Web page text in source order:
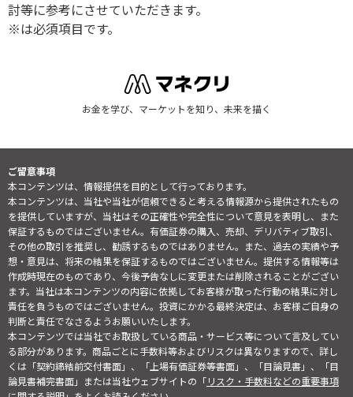
討等に参考にさせていただきます。
※は必須項目です。
お金を学び、マーケットを知り、未来を描く
ご留意事項
本コンテンツは、情報提供を目的として行っております。
本コンテンツは、当社や当社が信頼できると考える情報源から提供されたもの
を提供していますが、当社はその正確性や完全性について意見を表明し、また
保証するものではございません。有価証券の購入、売却、デリバティブ取引、
その他の取引を推奨し、勧誘するものではありません。また、過去の実績や予
想・意見は、将来の結果を保証するものではございません。提供する情報等は
作成時現在のものであり、今後予告なしに変更または削除されることがござい
ます。当社は本コンテンツの内容に依拠してお客様が取った行動の結果に対し
責任を負うものではございません。投資にかかる最終決定は、お客様ご自身の
判断と責任でなさるようお願いいたします。
本コンテンツでは当社でお取扱している商品・サービス等について言及してい
る部分があります。商品ごとに手数料等およびリスクは異なりますので、詳し
くは「契約締結前交付書面」、「上場有価証券等書面」、「目論見書」、「目
論見書補完書面」または当社ウェブサイトの「リスク・手数料などの重要事項